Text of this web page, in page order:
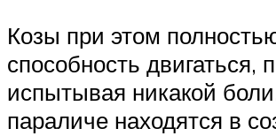
Козы при этом
способность двигаться,
испытывая никакой
параличе находятся в